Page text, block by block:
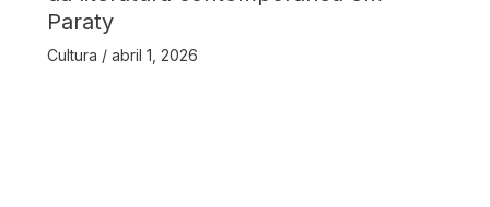
Paraty
Cultura / abril 1, 2026